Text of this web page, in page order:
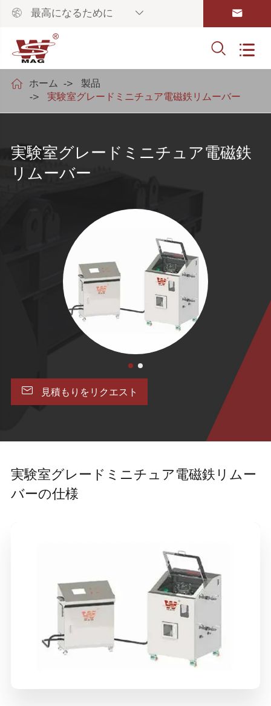
 最高になるために  
 
 ホーム
製品
実験室グレードミニチュア電磁鉄リムーバー
実験室グレードミニチュア電磁鉄
リムーバー
 見積もりをリクエスト
実験室グレードミニチュア電磁鉄リムー
バーの仕様